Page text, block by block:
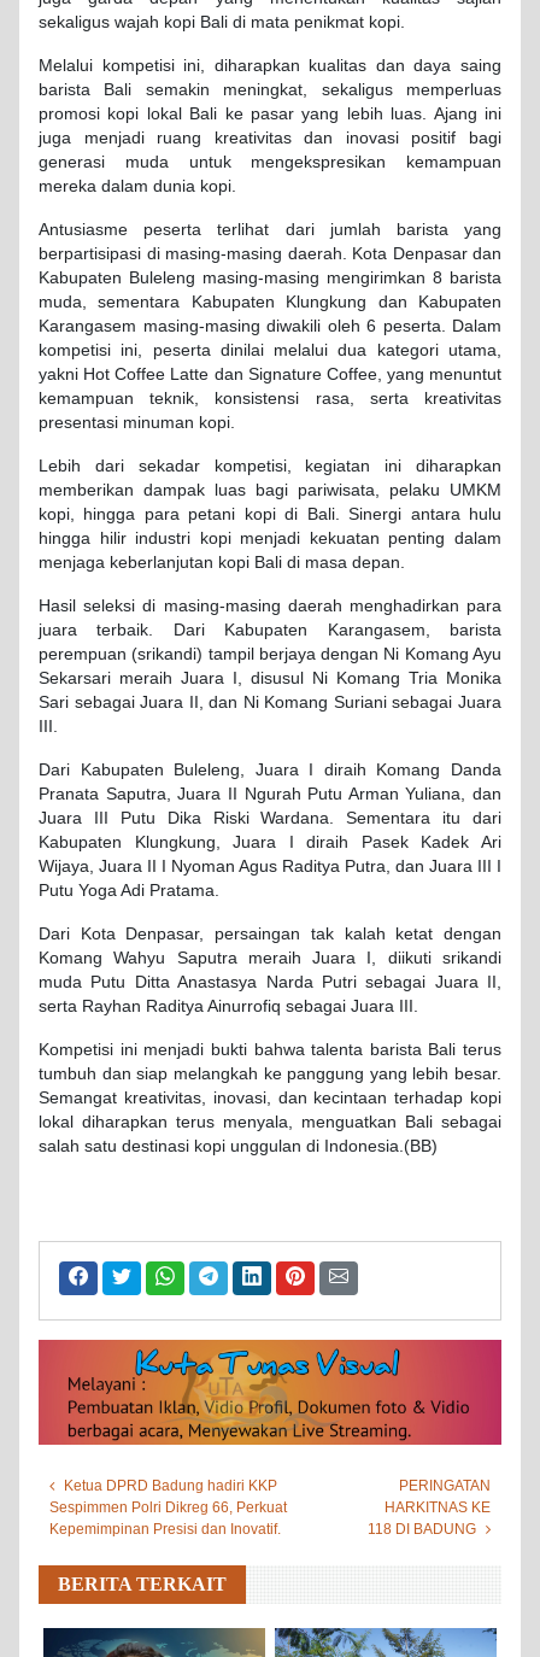
sekaligus wajah kopi Bali di mata penikmat kopi.
Melalui kompetisi ini, diharapkan kualitas dan daya saing
barista Bali semakin meningkat, sekaligus memperluas
promosi kopi lokal Bali ke pasar yang lebih luas. Ajang ini
juga menjadi ruang kreativitas dan inovasi positif bagi
generasi muda untuk mengekspresikan kemampuan
mereka dalam dunia kopi.
Antusiasme peserta terlihat dari jumlah barista yang
berpartisipasi di masing-masing daerah. Kota Denpasar dan
Kabupaten Buleleng masing-masing mengirimkan 8 barista
muda, sementara Kabupaten Klungkung dan Kabupaten
Karangasem masing-masing diwakili oleh 6 peserta. Dalam
kompetisi ini, peserta dinilai melalui dua kategori utama,
yakni Hot Coffee Latte dan Signature Coffee, yang menuntut
kemampuan teknik, konsistensi rasa, serta kreativitas
presentasi minuman kopi.
Lebih dari sekadar kompetisi, kegiatan ini diharapkan
memberikan dampak luas bagi pariwisata, pelaku UMKM
kopi, hingga para petani kopi di Bali. Sinergi antara hulu
hingga hilir industri kopi menjadi kekuatan penting dalam
menjaga keberlanjutan kopi Bali di masa depan.
Hasil seleksi di masing-masing daerah menghadirkan para
juara terbaik. Dari Kabupaten Karangasem, barista
perempuan (srikandi) tampil berjaya dengan Ni Komang Ayu
Sekarsari meraih Juara I, disusul Ni Komang Tria Monika
Sari sebagai Juara II, dan Ni Komang Suriani sebagai Juara
III.
Dari Kabupaten Buleleng, Juara I diraih Komang Danda
Pranata Saputra, Juara II Ngurah Putu Arman Yuliana, dan
Juara III Putu Dika Riski Wardana. Sementara itu dari
Kabupaten Klungkung, Juara I diraih Pasek Kadek Ari
Wijaya, Juara II I Nyoman Agus Raditya Putra, dan Juara III I
Putu Yoga Adi Pratama.
Dari Kota Denpasar, persaingan tak kalah ketat dengan
Komang Wahyu Saputra meraih Juara I, diikuti srikandi
muda Putu Ditta Anastasya Narda Putri sebagai Juara II,
serta Rayhan Raditya Ainurrofiq sebagai Juara III.
Kompetisi ini menjadi bukti bahwa talenta barista Bali terus
tumbuh dan siap melangkah ke panggung yang lebih besar.
Semangat kreativitas, inovasi, dan kecintaan terhadap kopi
lokal diharapkan terus menyala, menguatkan Bali sebagai
salah satu destinasi kopi unggulan di Indonesia.(BB)
Ketua DPRD Badung hadiri KKP
Sespimmen Polri Dikreg 66, Perkuat
Kepemimpinan Presisi dan Inovatif.
PERINGATAN
HARKITNAS KE
118 DI BADUNG
BERITA TERKAIT